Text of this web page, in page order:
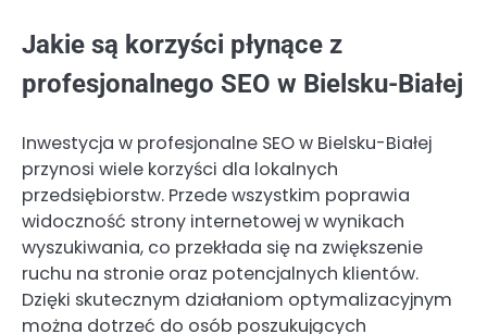
Jakie są korzyści płynące z
profesjonalnego SEO w Bielsku-Białej
Inwestycja w profesjonalne SEO w Bielsku-Białej
przynosi wiele korzyści dla lokalnych
przedsiębiorstw. Przede wszystkim poprawia
widoczność strony internetowej w wynikach
wyszukiwania, co przekłada się na zwiększenie
ruchu na stronie oraz potencjalnych klientów.
Dzięki skutecznym działaniom optymalizacyjnym
można dotrzeć do osób poszukujących